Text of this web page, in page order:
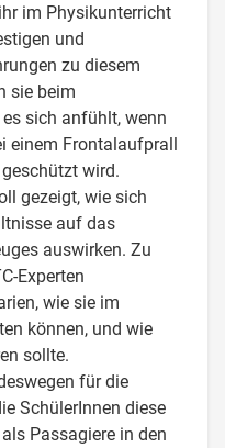
im Physikunterricht
und
zu diesem
sie beim
sich anfühlt, wenn
einem Frontalaufprall
wird.
gezeigt, wie sich
auf das
auswirken. Zu
Experten
wie sie im
können, und wie
sollte.
für die
SchülerInnen diese
Passagiere in den